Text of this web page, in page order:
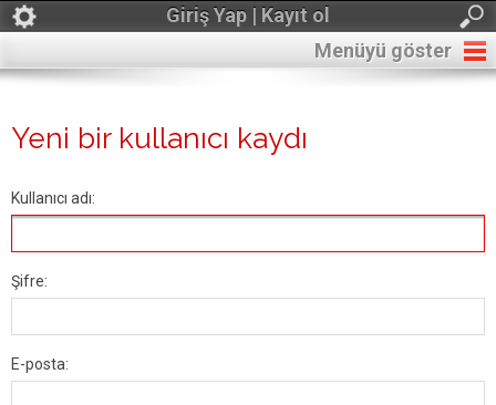
Giriş Yap | Kayıt ol
Menüyü göster
Yeni bir kullanıcı kaydı
Kullanıcı adı:
Şifre:
E-posta: